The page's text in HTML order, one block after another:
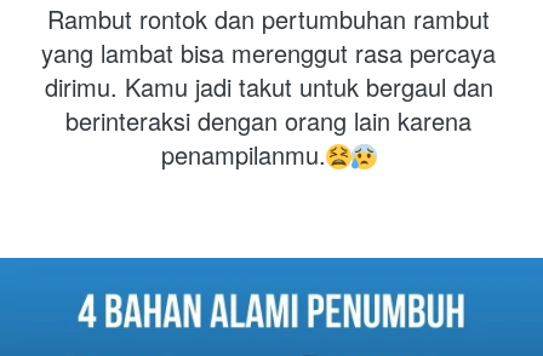
Rambut rontok dan pertumbuhan rambut
yang lambat bisa merenggut rasa percaya
dirimu. Kamu jadi takut untuk bergaul dan
berinteraksi dengan orang lain karena
penampilanmu.